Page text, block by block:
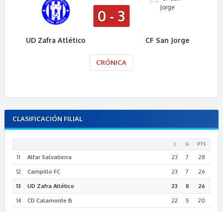
UD Zafra Atlético
0 - 3
CF San Jorge
CRÓNICA
CLASIFICACIÓN FILIAL
J G PTS
11 Alfar Salvatierra 23 7 28
12 Campillo FC 23 7 26
13 UD Zafra Atlético 23 8 26
14 CD Calamonte B 22 5 20